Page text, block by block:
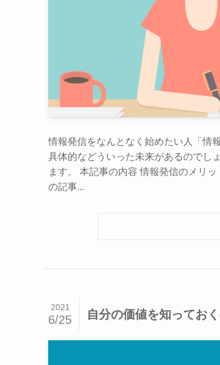
情報発信をなんとなく始めたい人「情
具体的などういった未来があるのでし
ます。 本記事の内容 情報発信のメリ
の記事...
自分の価値を知ってお
2021
6/25